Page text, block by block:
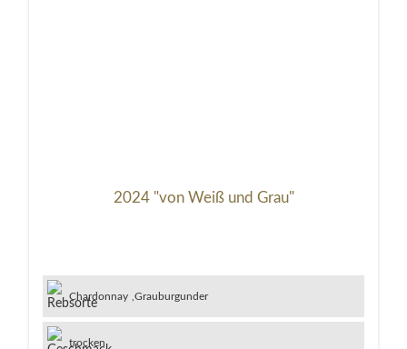
2024 "von Weiß und Grau"
Chardonnay Grauburgunder
trocken